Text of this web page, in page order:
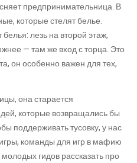
предпринимательница. В
которые стелят белье.
лезь на второй этаж,
— там же вход с торца. Это
он особенно важен для тех,
она старается
которые возвращались бы
поддерживать тусовку, у нас
команды для игр в мафию
гидов рассказать про